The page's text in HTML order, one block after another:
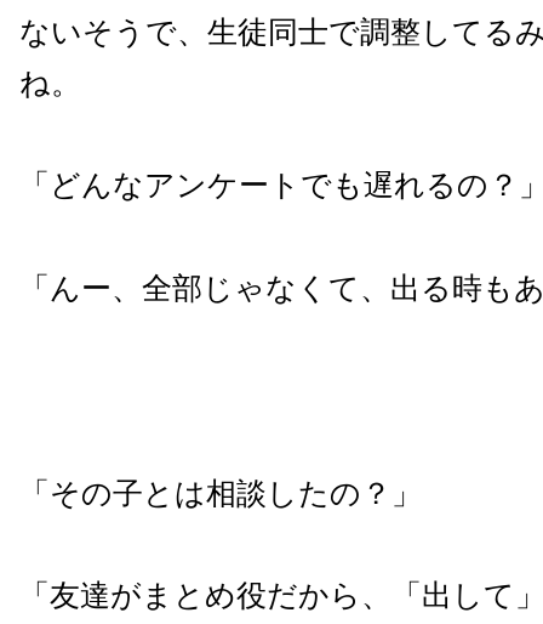
ないそうで、生徒同士で調整してる
ね。
「どんなアンケートでも遅れるの？
「んー、全部じゃなくて、出る時も
「その子とは相談したの？」
「友達がまとめ役だから、「出して